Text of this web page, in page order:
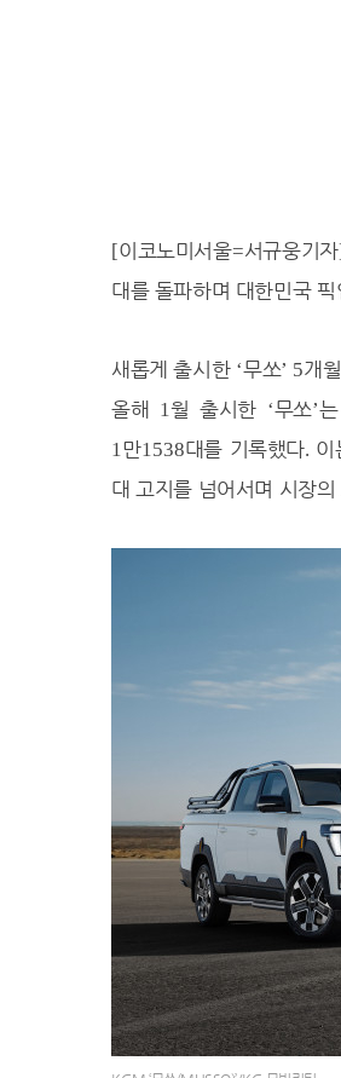
상주 32.9℃
포항 28.9℃
대구 32.7℃
전주 35.2℃
울산 31.6℃
32.0℃
부산 33.9℃
31.1℃
29.8℃
홍성 34.8℃
32.4℃
30.6℃
성산 31.3℃
서귀포 31.2℃
진주 32.4℃
[이코노미서울=서규웅기자
대를 돌파하며 대한민국
새롭게 출시한 ‘무쏘’ 5개
올해 1월 출시한 ‘무쏘’는
1만1538대를 기록했다. 이
대 고지를 넘어서며 시장